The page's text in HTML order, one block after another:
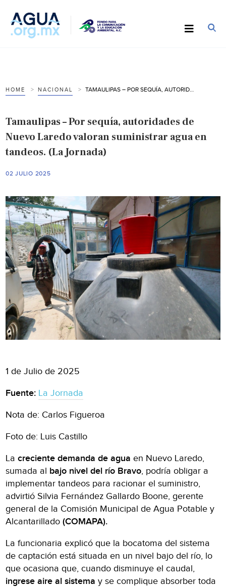
HOME NACIONAL
Tamaulipas – Por sequía, autoridades de
Nuevo Laredo valoran suministrar agua en
tandeos. (La Jornada)
02 JULIO 2025
1 de Julio de 2025
Fuente: La Jornada
Nota de: Carlos Figueroa
Foto de: Luis Castillo
Lacreciente demanda de agua en Nuevo Laredo,
sumada al bajo nivel del río Bravo, podría obligar a
implementar tandeos para racionar el suministro,
advirtió Silvia Fernández Gallardo Boone, gerente
general de la Comisión Municipal de Agua Potable y
Alcantarillado(COMAPA).
La funcionaria explicó que la bocatoma del sistema
de captación está situada en un nivel bajo del río, lo
que ocasiona que, cuando disminuye el caudal,
ingrese aire al sistema y se complique absorber toda